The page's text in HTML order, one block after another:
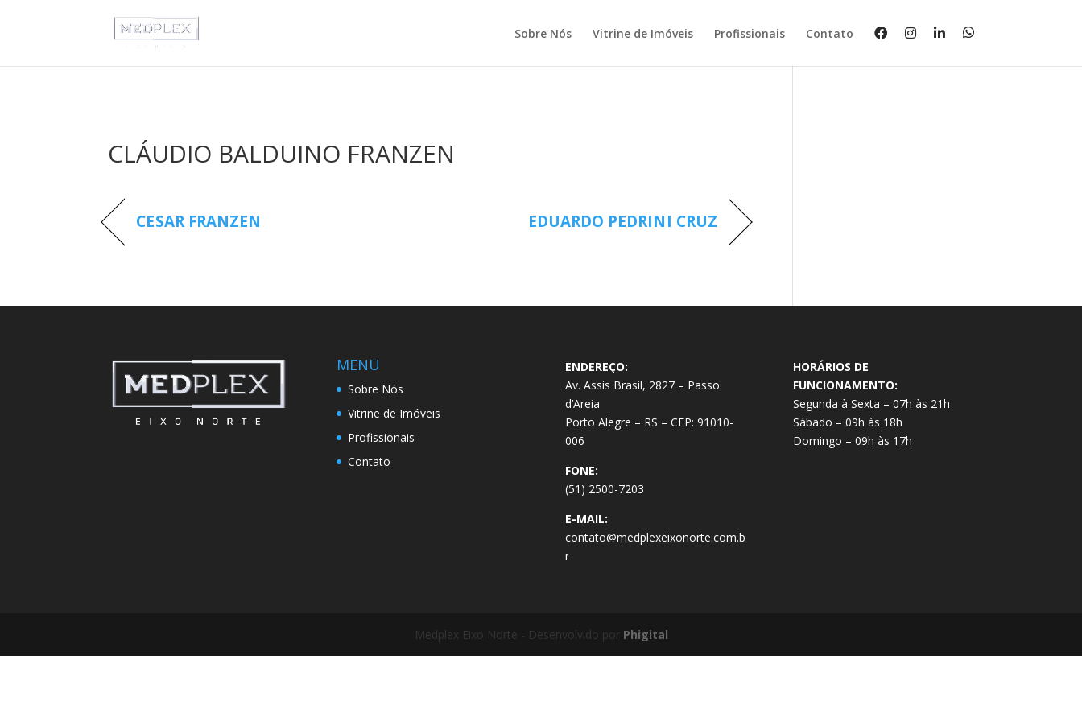
Sobre Nós Vitrine de Imóveis Profissionais Contato
CLÁUDIO BALDUINO FRANZEN
CESAR FRANZEN EDUARDO PEDRINI CRUZ
MENU
Sobre Nós
Vitrine de Imóveis
Profissionais
Contato
ENDEREÇO:
Av. Assis Brasil, 2827 – Passo
d’Areia
Porto Alegre – RS – CEP: 91010-
006
FONE:
(51) 2500-7203
E-MAIL:
contato@medplexeixonorte.com.b
r
HORÁRIOS DE
FUNCIONAMENTO:
Segunda à Sexta – 07h às 21h
Sábado – 09h às 18h
Domingo – 09h às 17h
Medplex Eixo Norte - Desenvolvido por Phigital